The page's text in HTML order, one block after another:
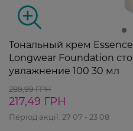
Тональный крем
Longwear Foundation
увлажнение 100 30 мл
289,99 ГРН
217,49 ГРН
Період акції: 27 07 - 23 08